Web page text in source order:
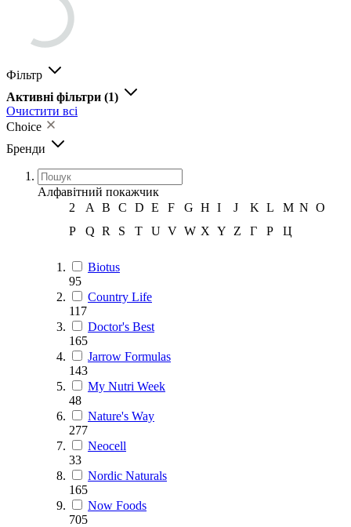
Фільтр
Активні фільтри (1)
Очистити всі
Choice
Бренди
Алфавітний покажчик
2
A B C D E F G H I J K L M N O
P
Q R S T U V W X Y Z Г Р Ц
Biotus
95
Country Life
117
Doctor's Best
165
Jarrow Formulas
143
My Nutri Week
48
Nature's Way
277
Neocell
33
Nordic Naturals
165
Now Foods
705